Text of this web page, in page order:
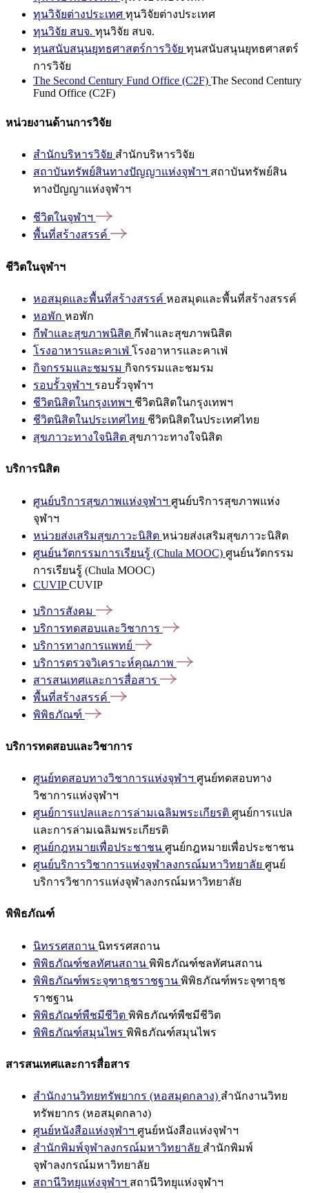
ทุนวิจัยต่างประเทศ ทุนวิจัยต่างประเทศ
ทุนวิจัย สบจ. ทุนวิจัย สบจ.
ทุนสนับสนุนยุทธศาสตร์การวิจัย ทุนสนับสนุนยุทธศาสตร์
การวิจัย
The Second Century Fund Office (C2F) The Second Century
Fund Office (C2F)
หน่วยงานด้านการวิจัย
สำนักบริหารวิจัย สำนักบริหารวิจัย
สถาบันทรัพย์สินทางปัญญาแห่งจุฬาฯ สถาบันทรัพย์สิน
ทางปัญญาแห่งจุฬาฯ
ชีวิตในจุฬาฯ
พื้นที่สร้างสรรค์
ชีวิตในจุฬาฯ
หอสมุดและพื้นที่สร้างสรรค์ หอสมุดและพื้นที่สร้างสรรค์
หอพัก หอพัก
กีฬาและสุขภาพนิสิต กีฬาและสุขภาพนิสิต
โรงอาหารและคาเฟ่ โรงอาหารและคาเฟ่
กิจกรรมและชมรม กิจกรรมและชมรม
รอบรั้วจุฬาฯ รอบรั้วจุฬาฯ
ชีวิตนิสิตในกรุงเทพฯ ชีวิตนิสิตในกรุงเทพฯ
ชีวิตนิสิตในประเทศไทย ชีวิตนิสิตในประเทศไทย
สุขภาวะทางใจนิสิต สุขภาวะทางใจนิสิต
บริการนิสิต
ศูนย์บริการสุขภาพแห่งจุฬาฯ ศูนย์บริการสุขภาพแห่ง
จุฬาฯ
หน่วยส่งเสริมสุขภาวะนิสิต หน่วยส่งเสริมสุขภาวะนิสิต
ศูนย์นวัตกรรมการเรียนรู้ (Chula MOOC) ศูนย์นวัตกรรม
การเรียนรู้ (Chula MOOC)
CUVIPCUVIP
บริการสังคม
บริการทดสอบและวิชาการ
บริการทางการแพทย์
บริการตรวจวิเคราะห์คุณภาพ
สารสนเทศและการสื่อสาร
พื้นที่สร้างสรรค์
พิพิธภัณฑ์
บริการทดสอบและวิชาการ
ศูนย์ทดสอบทางวิชาการแห่งจุฬาฯ ศูนย์ทดสอบทาง
วิชาการแห่งจุฬาฯ
ศูนย์การแปลและการล่ามเฉลิมพระเกียรติ ศูนย์การแปล
และการล่ามเฉลิมพระเกียรติ
ศูนย์กฎหมายเพื่อประชาชน ศูนย์กฎหมายเพื่อประชาชน
ศูนย์บริการวิชาการแห่งจุฬาลงกรณ์มหาวิทยาลัย ศูนย์
บริการวิชาการแห่งจุฬาลงกรณ์มหาวิทยาลัย
พิพิธภัณฑ์
นิทรรศสถาน นิทรรศสถาน
พิพิธภัณฑ์ชลทัศนสถาน พิพิธภัณฑ์ชลทัศนสถาน
พิพิธภัณฑ์พระจุฑาธุชราชฐาน พิพิธภัณฑ์พระจุฑาธุช
ราชฐาน
พิพิธภัณฑ์พืชมีชีวิต พิพิธภัณฑ์พืชมีชีวิต
พิพิธภัณฑ์สมุนไพร พิพิธภัณฑ์สมุนไพร
สารสนเทศและการสื่อสาร
สำนักงานวิทยทรัพยากร (หอสมุดกลาง) สำนักงานวิทย
ทรัพยากร (หอสมุดกลาง)
ศูนย์หนังสือแห่งจุฬาฯ ศูนย์หนังสือแห่งจุฬาฯ
สำนักพิมพ์จุฬาลงกรณ์มหาวิทยาลัย สำนักพิมพ์
จุฬาลงกรณ์มหาวิทยาลัย
สถานีวิทยุแห่งจุฬาฯ สถานีวิทยุแห่งจุฬาฯ